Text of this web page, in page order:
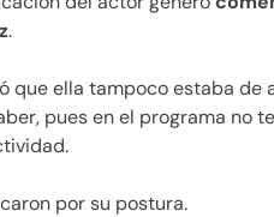
.
que ella tampoco estaba
pues en el programa no
por su postura.